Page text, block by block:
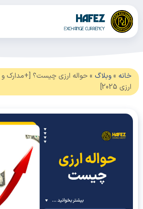
»وبلاگ»حواله ارزی چیست؟ [+مدارک و شرایط